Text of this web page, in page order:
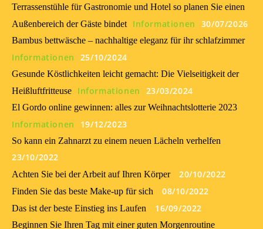
Terrassenstühle für Gastronomie und Hotel so planen Sie einen
Außenbereich der Gäste bindet
Informationen 30/07/2026
Bambus bettwäsche – nachhaltige eleganz für ihr schlafzimmer
Informationen 25/10/2024
Gesunde Köstlichkeiten leicht gemacht: Die Vielseitigkeit der
Heißluftfritteuse
Informationen 23/03/2024
El Gordo online gewinnen: alles zur Weihnachtslotterie 2023
Informationen 19/12/2023
So kann ein Zahnarzt zu einem neuen Lächeln verhelfen
23/10/2022
Achten Sie bei der Arbeit auf Ihren Körper 20/10/2022
Finden Sie das beste Make-up für sich 08/10/2022
Das ist der beste Einstieg ins Laufen 16/09/2022
Beginnen Sie Ihren Tag mit einer guten Morgenroutine